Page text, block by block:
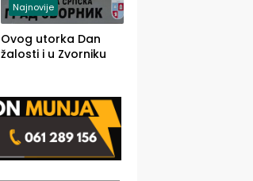
Najnovije
Ovog utorka Dan
žalosti i u Zvorniku